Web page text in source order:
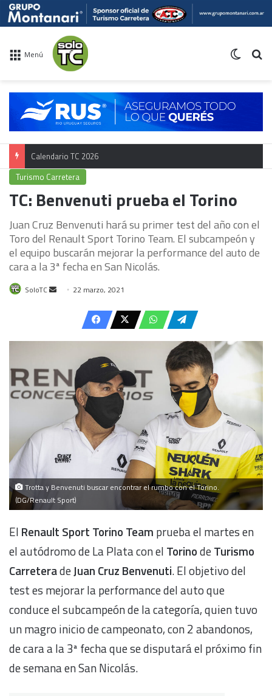
Menú
Calendario TC 2026
Turismo Carretera
TC: Benvenuti prueba el Torino
Juan Cruz Benvenuti hará su primer test del año con el
Toro del Renault Sport Torino Team. El subcampeón y
el equipo buscarán mejorar la performance del auto de
cara a la 3ª fecha en San Nicolás.
SoloTC
Send 22 marzo, 2021
Trotta y Benvenuti buscar encontrar el rumbo con el Torino.
(DG/Renault Sport)
El Renault Sport Torino Team prueba el martes en
el autódromo de La Plata con el TorinodeTurismo
CarreteradeJuan Cruz Benvenuti. El objetivo del
test es mejorar la performance del auto que
conduce el subcampeón de la categoría, quien tuvo
un magro inicio de campeonato, con 2 abandonos,
de cara a la 3ª fecha que se disputará el próximo fin
de semana en San Nicolás.